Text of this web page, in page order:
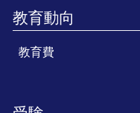
教育動向
教育費